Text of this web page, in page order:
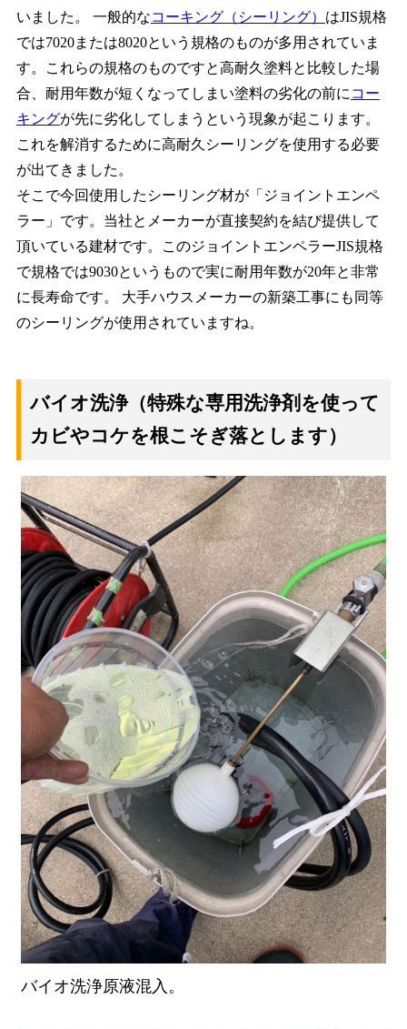
いました。 一般的なコーキング（シーリング） はJIS規格
では7020または8020という規格のものが多用されていま
す。これらの規格のものですと高耐久塗料と比較した場
合、耐用年数が短くなってしまい塗料の劣化の前に コー
キングが先に劣化してしまうという現象が起こります。
これを解消するために高耐久シーリングを使用する必要
が出てきました。
そこで今回使用したシーリング材が「ジョイントエンペ
ラー」です。当社とメーカーが直接契約を結び提供して
頂いている建材です。このジョイントエンペラーJIS規格
で規格では9030というもので実に耐用年数が20年と非常
に長寿命です。 大手ハウスメーカーの新築工事にも同等
のシーリングが使用されていますね。
バイオ洗浄（特殊な専用洗浄剤を使って
カビやコケを根こそぎ落とします）
バイオ洗浄原液混入。